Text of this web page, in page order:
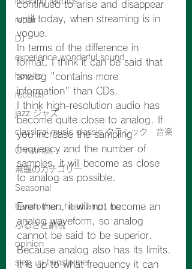
repair
DJ
experience wonderful sound
how-to
records
jazz ジャズ
classical music classic クラシック 音楽
Christmas
無題のカテゴリー
Seasonal
transformer; head amp; mc
ふるさと納税
opinion
step up transformer
continued to arise and disappear
until today, when streaming is in
vogue.
In terms of the difference in
format, I think it can be said that
analog "contains more
information" than CDs.
I think high-resolution audio has
become quite close to analog. If
you increase the sampling
frequency and the number of
samples, it will become as close
to analog as possible.
Even then, it will not become an
analog waveform, so analog
cannot be said to be superior.
Because analog also has its limits.
It is up to what frequency it can